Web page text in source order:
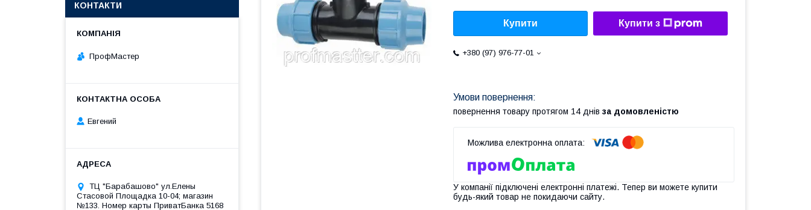
Купити Купити з
+380 (97) 976-77-01
повернення товару протягом 14 днів за домовленістю
У компанії підключені електронні платежі. Тепер ви можете купити
будь-який товар не покидаючи сайту.
КОНТАКТИ
ПрофМастер
Евгений
ТЦ "Барабашово" ул.Елены
Стасовой Площадка 10-04; магазин
№133. Номер карты ПриватБанка 5168